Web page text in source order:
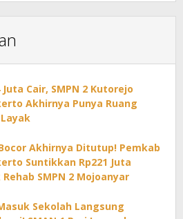
Juta Cair, SMPN 2 Kutorejo
Akhirnya Punya Ruang
Akhirnya Ditutup! Pemkab
Suntikkan Rp221 Juta
SMPN 2 Mojoanyar
Sekolah Langsung